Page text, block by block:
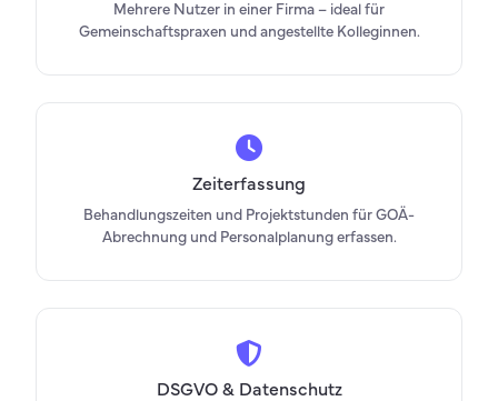
Mehrere Nutzer in einer Firma – ideal für
Gemeinschaftspraxen und angestellte Kolleginnen.
Zeiterfassung
Behandlungszeiten und Projektstunden für GOÄ-
Abrechnung und Personalplanung erfassen.
DSGVO & Datenschutz